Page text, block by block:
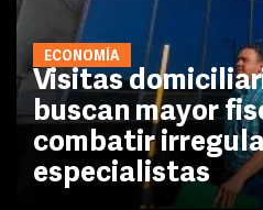
ECONOMÍA
Visitas
buscan mayor
combatir
especialistas